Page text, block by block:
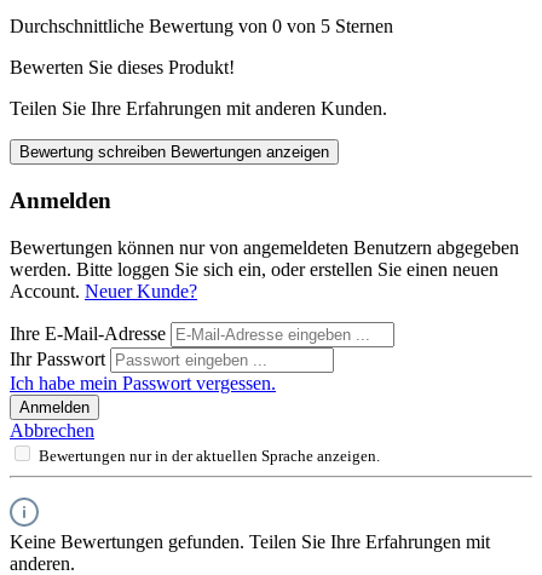
Durchschnittliche Bewertung von 0 von 5 Sternen
Bewerten Sie dieses Produkt!
Teilen Sie Ihre Erfahrungen mit anderen Kunden.
Bewertung schreiben Bewertungen anzeigen
Anmelden
Bewertungen können nur von angemeldeten Benutzern abgegeben
werden. Bitte loggen Sie sich ein, oder erstellen Sie einen neuen
Account. Neuer Kunde?
Ihre E-Mail-Adresse
Ihr Passwort
Ich habe mein Passwort vergessen.
Anmelden
Abbrechen
Bewertungen nur in der aktuellen Sprache anzeigen.
Keine Bewertungen gefunden. Teilen Sie Ihre Erfahrungen mit
anderen.